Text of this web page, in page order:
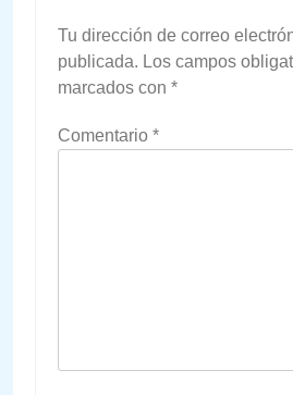
Tu dirección de correo
publicada. Los campos
marcados con *
Comentario *